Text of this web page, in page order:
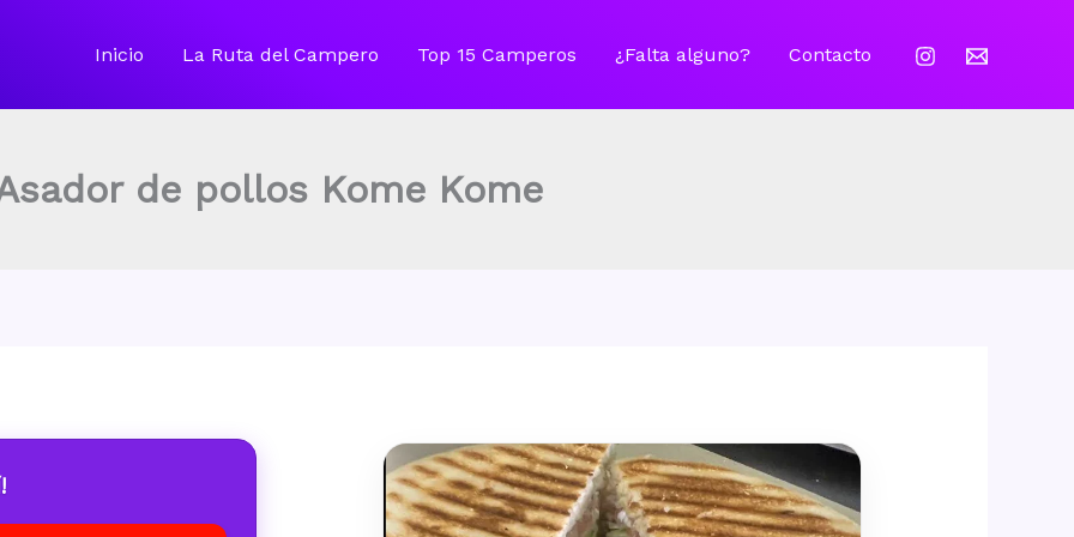
Inicio La Ruta del Campero Top 15 Camperos ¿Falta alguno? Contacto
de pollos Kome Kome